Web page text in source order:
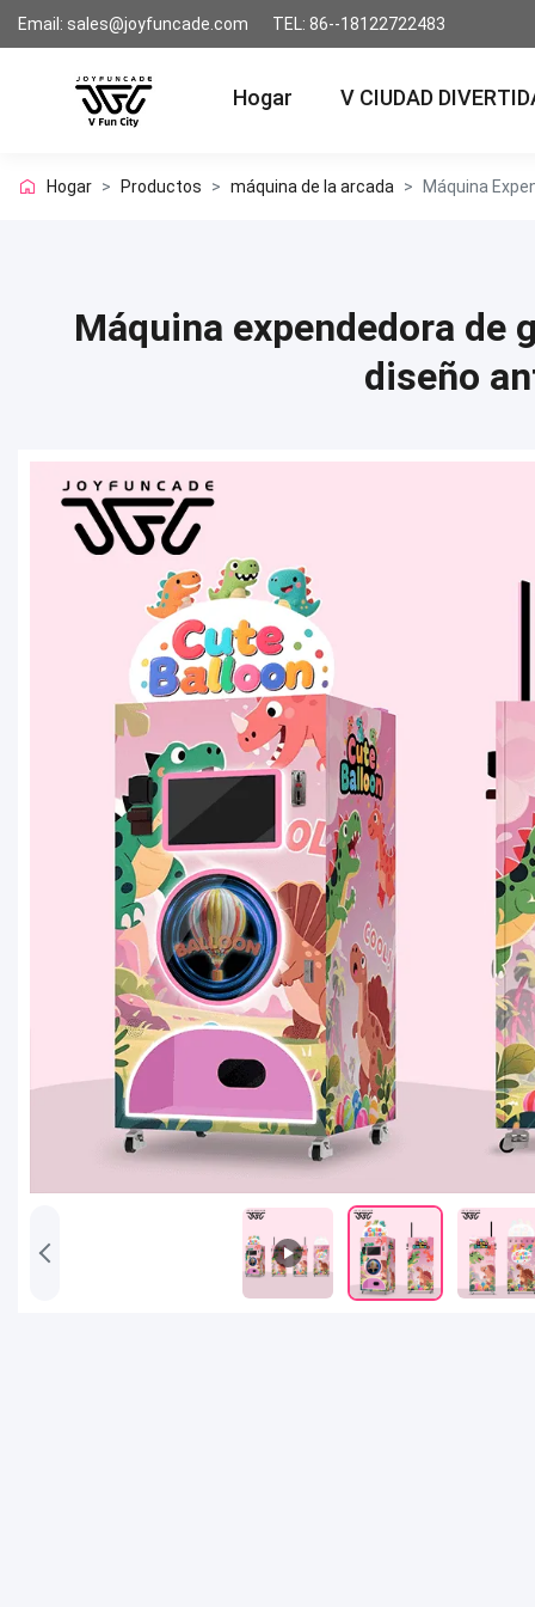
Email: sales@joyfuncade.com TEL: 86--18122722483
Hogar V CIUDAD
Hogar > Productos > máquina de la arcada > Máquina
Máquina expendedora de
diseño